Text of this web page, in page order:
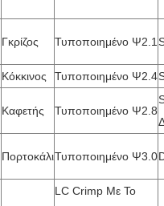
Γκρίζος Τυποποιημένο Ψ2.1
Κόκκινος Τυποποιημένο Ψ2.4
Καφετής Τυποποιημένο Ψ2.8
ΠορτοκάλιΤυποποιημένο Ψ3.0
LC Crimp Με Το